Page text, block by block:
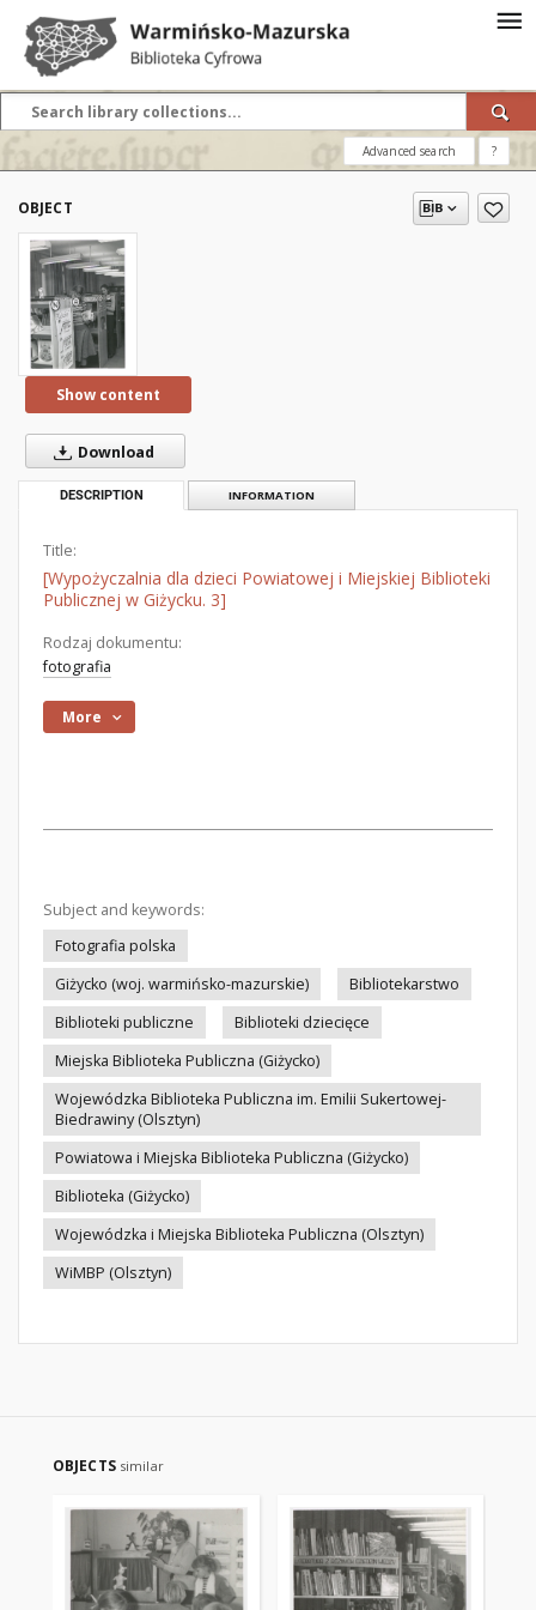
Advanced search ?
OBJECT
Show content
Download
DESCRIPTION INFORMATION
Title:
[Wypożyczalnia dla dzieci Powiatowej i Miejskiej Biblioteki
Publicznej w Giżycku. 3]
Rodzaj dokumentu:
fotografia
More
Subject and keywords:
Fotografia polska
Giżycko (woj. warmińsko-mazurskie)
Bibliotekarstwo
Biblioteki publiczne
Biblioteki dziecięce
Miejska Biblioteka Publiczna (Giżycko)
Wojewódzka Biblioteka Publiczna im. Emilii Sukertowej-
Biedrawiny (Olsztyn)
Powiatowa i Miejska Biblioteka Publiczna (Giżycko)
Biblioteka (Giżycko)
Wojewódzka i Miejska Biblioteka Publiczna (Olsztyn)
WiMBP (Olsztyn)
OBJECTS similar